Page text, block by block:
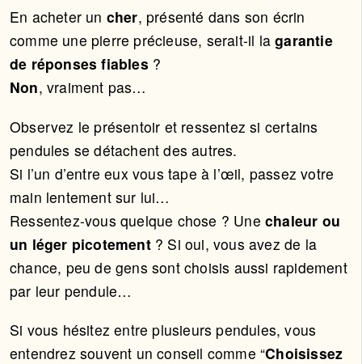
En acheter un cher, présenté dans son écrin
comme une pierre précieuse, serait-il lagarantie
de réponses fiables ?
Non, vraiment pas…
Observez le présentoir et ressentez si certains
pendules se détachent des autres.
Si l’un d’entre eux vous tape à l’œil, passez votre
main lentement sur lui…
Ressentez-vous quelque chose ? Une chaleur ou
un léger picotement? Si oui, vous avez de la
chance, peu de gens sont choisis aussi rapidement
par leur pendule…
Si vous hésitez entre plusieurs pendules, vous
entendrez souvent un conseil comme “Choisissez